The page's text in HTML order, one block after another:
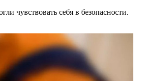
чувствовать себя в безопасности.